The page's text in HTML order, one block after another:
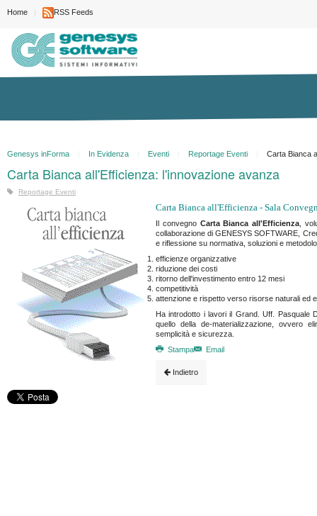
Home RSS Feeds
Genesys inForma In Evidenza Eventi Reportage Eventi Carta Bianca
Carta Bianca all'Efficienza: l'innovazione avanza
Reportage Eventi
Carta Bianca all'Efficienza - Sala
Il convegno Carta Bianca all'Efficienza ,
collaborazione di GENESYS SOFTWARE,
e riflessione su normativa, soluzioni e
efficienze organizzative
riduzione dei costi
ritorno dell'investimento entro 12 mesi
competitività
attenzione e rispetto verso risorse naturali ed
Ha introdotto i lavori il Grand. Uff. Pasquale
quello della de-materializzazione, ovvero
semplicità e sicurezza.
Stampa
Email
Indietro